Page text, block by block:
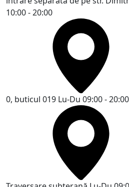
10:00 - 20:00
0, buticul 019 Lu-Du 09:00 - 20:00